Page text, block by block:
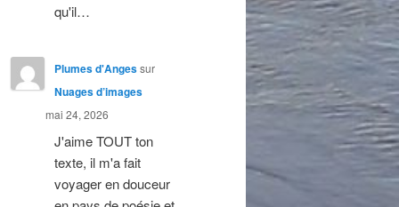
qu'il…
Plumes d'Angessur
Nuages d’images
mai 24, 2026
J'aime TOUT ton
texte, il m'a fait
voyager en douceur